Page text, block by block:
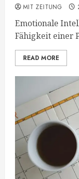
MIT ZEITUNG
Emotionale
Fähigkeit einer
READ MORE